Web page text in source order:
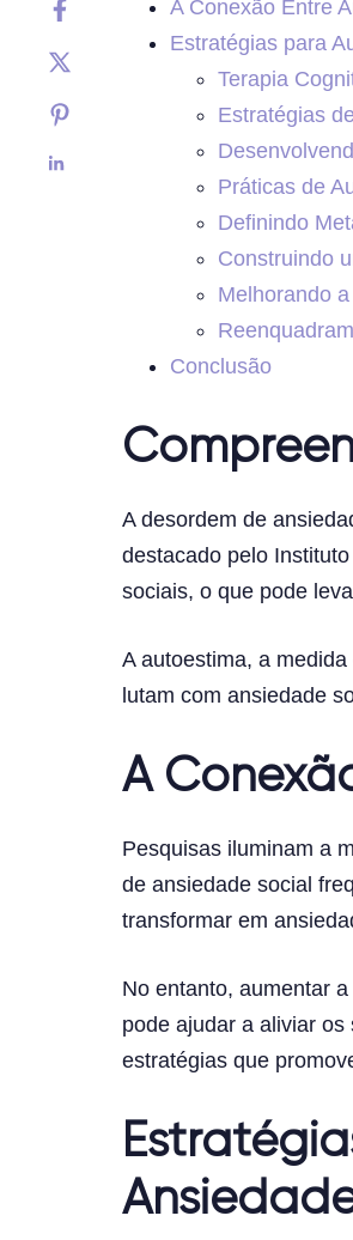
A Conexão Entre
Estratégias para
Terapia
Estratégias
Práticas de
Definindo
Construindo
Melhorando
Conclusão
A desordem de
destacado pelo
sociais, o que pode
A autoestima, a
lutam com ansiedade
A
Pesquisas iluminam a
de ansiedade social
transformar em
No entanto, aumentar
pode ajudar a aliviar
estratégias que